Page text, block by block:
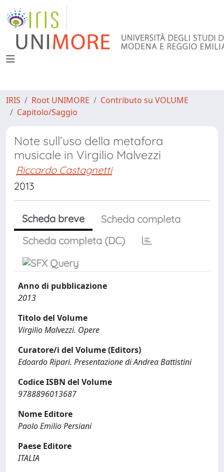
IRIS Root UNIMORE
Contributo su VOLUME
Capitolo/Saggio
Note sull’uso della metafora
musicale in Virgilio Malvezzi
Riccardo Castagnetti
2013
Scheda breve
Scheda completa
Scheda completa (DC)
Anno di pubblicazione
2013
Titolo del Volume
Virgilio Malvezzi. Opere
Curatore/i del Volume (Editors)
Edoardo Ripari. Presentazione di Andrea Battistini
Codice ISBN del Volume
9788896013687
Nome Editore
Paolo Emilio Persiani
Paese Editore
ITALIA